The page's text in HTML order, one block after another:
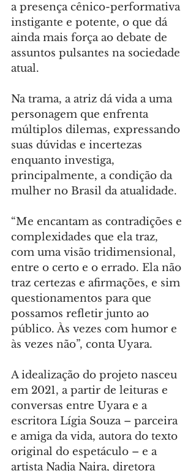
a presença cênico-performativa
instigante e potente, o que dá
ainda mais força ao debate de
assuntos pulsantes na sociedade
atual.
Na trama, a atriz dá vida a uma
personagem que enfrenta
múltiplos dilemas, expressando
suas dúvidas e incertezas
enquanto investiga,
principalmente, a condição da
mulher no Brasil da atualidade.
“Me encantam as contradições e
complexidades que ela traz,
com uma visão tridimensional,
entre o certo e o errado. Ela não
traz certezas e afirmações, e sim
questionamentos para que
possamos refletir junto ao
público. Às vezes com humor e
às vezes não”, conta Uyara.
A idealização do projeto nasceu
em 2021, a partir de leituras e
conversas entre Uyara e a
escritora Lígia Souza – parceira
e amiga da vida, autora do texto
original do espetáculo – e a
artista Nadja Naira, diretora